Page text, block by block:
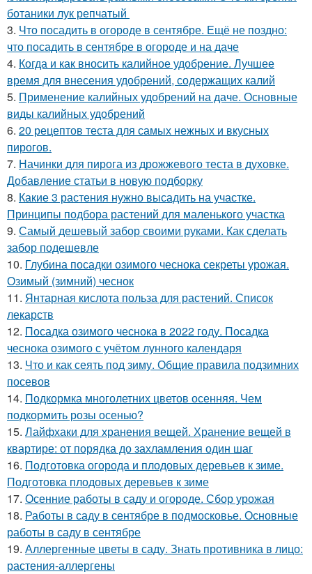
ботаники лук репчатый
3. Что посадить в огороде в сентябре. Ещё не поздно:
что посадить в сентябре в огороде и на даче
4. Когда и как вносить калийное удобрение. Лучшее
время для внесения удобрений, содержащих калий
5. Применение калийных удобрений на даче. Основные
виды калийных удобрений
6. 20 рецептов теста для самых нежных и вкусных
пирогов.
7. Начинки для пирога из дрожжевого теста в духовке.
Добавление статьи в новую подборку
8. Какие 3 растения нужно высадить на участке.
Принципы подбора растений для маленького участка
9. Самый дешевый забор своими руками. Как сделать
забор подешевле
10. Глубина посадки озимого чеснока секреты урожая.
Озимый (зимний) чеснок
11. Янтарная кислота польза для растений. Список
лекарств
12. Посадка озимого чеснока в 2022 году. Посадка
чеснока озимого с учётом лунного календаря
13. Что и как сеять под зиму. Общие правила подзимних
посевов
14. Подкормка многолетних цветов осенняя. Чем
подкормить розы осенью?
15. Лайфхаки для хранения вещей. Хранение вещей в
квартире: от порядка до захламления один шаг
16. Подготовка огорода и плодовых деревьев к зиме.
Подготовка плодовых деревьев к зиме
17. Осенние работы в саду и огороде. Сбор урожая
18. Работы в саду в сентябре в подмосковье. Основные
работы в саду в сентябре
19. Аллергенные цветы в саду. Знать противника в лицо:
растения-аллергены